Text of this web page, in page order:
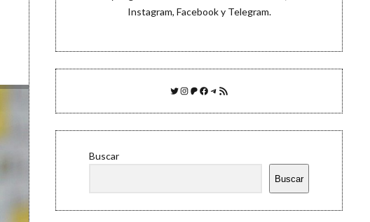
Instagram, Facebooky Telegram.
Twitter
Instagram
Patreon
Facebook
Telegram
Feed RSS
Buscar
Buscar